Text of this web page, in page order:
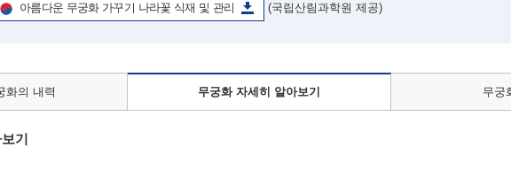
아름다운 무궁화 가꾸기 나라꽃 식재 및 관리 (국립산림과학원 제공)
화의 내력 무궁화 자세히 알아보기 무궁
기